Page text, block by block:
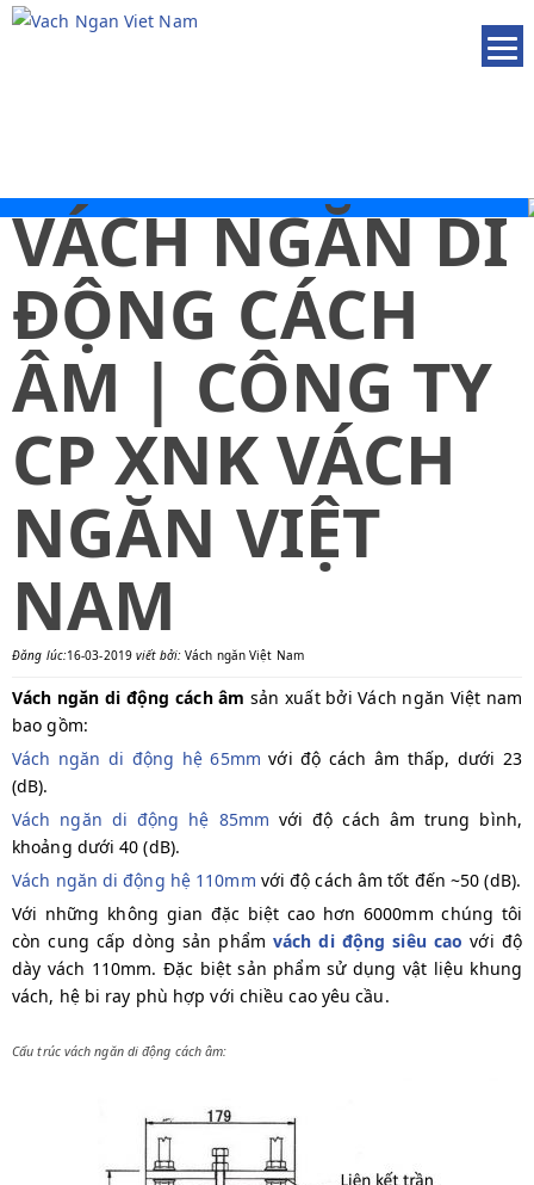
VÁCH NGĂN DI
ĐỘNG CÁCH
ÂM | CÔNG TY
CP XNK VÁCH
NGĂN VIỆT
NAM
Đăng lúc:16-03-2019viết bởi:Vách ngăn Việt Nam
Vách ngăn di động cách âm sản xuất bởi Vách ngăn Việt nam
bao gồm:
Vách ngăn di động hệ 65mm với độ cách âm thấp, dưới 23
(dB).
Vách ngăn di động hệ 85mm với độ cách âm trung bình,
khoảng dưới 40 (dB).
Vách ngăn di động hệ 110mm với độ cách âm tốt đến ~50 (dB).
Với những không gian đặc biệt cao hơn 6000mm chúng tôi
còn cung cấp dòng sản phẩm vách di động siêu cao với độ
dày vách 110mm. Đặc biệt sản phẩm sử dụng vật liệu khung
vách, hệ bi ray phù hợp với chiều cao yêu cầu.
Cấu trúc vách ngăn di động cách âm: